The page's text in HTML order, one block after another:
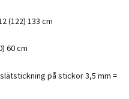
(122) 133 cm
60 cm
på stickor 3,5 mm =